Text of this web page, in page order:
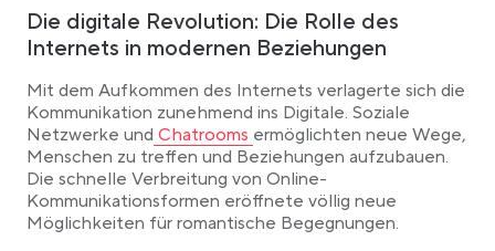
Die digitale Revolution: Die Rolle des
Internets in modernen Beziehungen
Mit dem Aufkommen des Internets verlagerte sich die
Kommunikation zunehmend ins Digitale. Soziale
Netzwerke und Link opens in a new tab
Chatrooms ermöglichten neue Wege,
Menschen zu treffen und Beziehungen aufzubauen.
Die schnelle Verbreitung von Online-
Kommunikationsformen eröffnete völlig neue
Möglichkeiten für romantische Begegnungen.